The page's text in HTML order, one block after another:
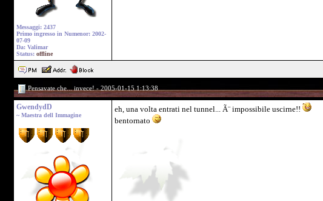
Messaggi: 2437
Primo ingresso in Numenor: 2002-
07-09
Da: Valimar
Status: offline
Pensavate che... invece! - 2005-01-15 1:13:38
GwendydD
~ Maestra dell Immagine
eh, una volta entrati nel tunnel... Ã¨ impossibile uscirne!!
bentornato